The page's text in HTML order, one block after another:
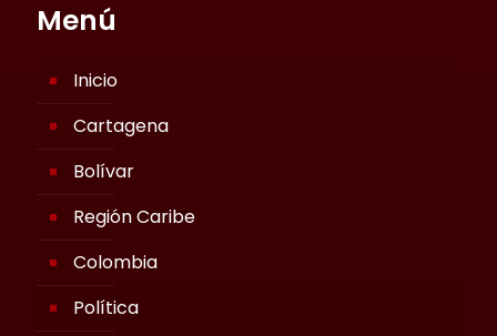
Menú
Inicio
Cartagena
Bolívar
Región Caribe
Colombia
Política